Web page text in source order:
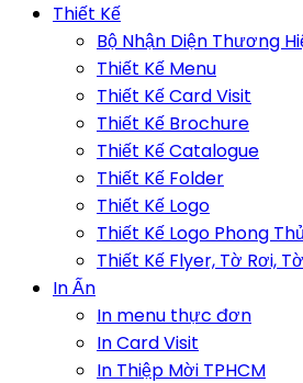
Thiết Kế
Bộ Nhận Diện Thương
Thiết Kế Menu
Thiết Kế Card Visit
Thiết Kế Brochure
Thiết Kế Catalogue
Thiết Kế Folder
Thiết Kế Logo
Thiết Kế Logo Phong
Thiết Kế Flyer, Tờ Rơi,
In Ấn
In menu thực đơn
In Card Visit
In Thiệp Mời TPHCM